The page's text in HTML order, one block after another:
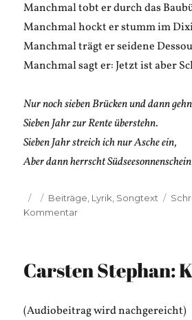
Manchmal tobt er durch das
Manchmal hockt er stumm im
Manchmal trägt er seidene
Manchmal sagt er: Jetzt ist aber
Nur noch sieben Brücken und dann
Sieben Jahr zur Rente überstehn.
Sieben Jahr streich ich nur Asche ein,
Aber dann herrscht
Veröffentlicht
am
Kategorien
Beiträge, Lyrik, Songtext
Kommentarzu
Blunskes
Carsten Stephan:
(Audiobeitrag wird nachgereicht)